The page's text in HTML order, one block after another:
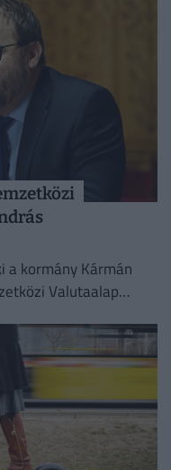
a kormány Kármán
Valutaalap